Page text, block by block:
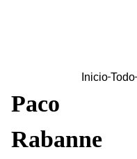
Inicio Todo
Paco
Rabanne